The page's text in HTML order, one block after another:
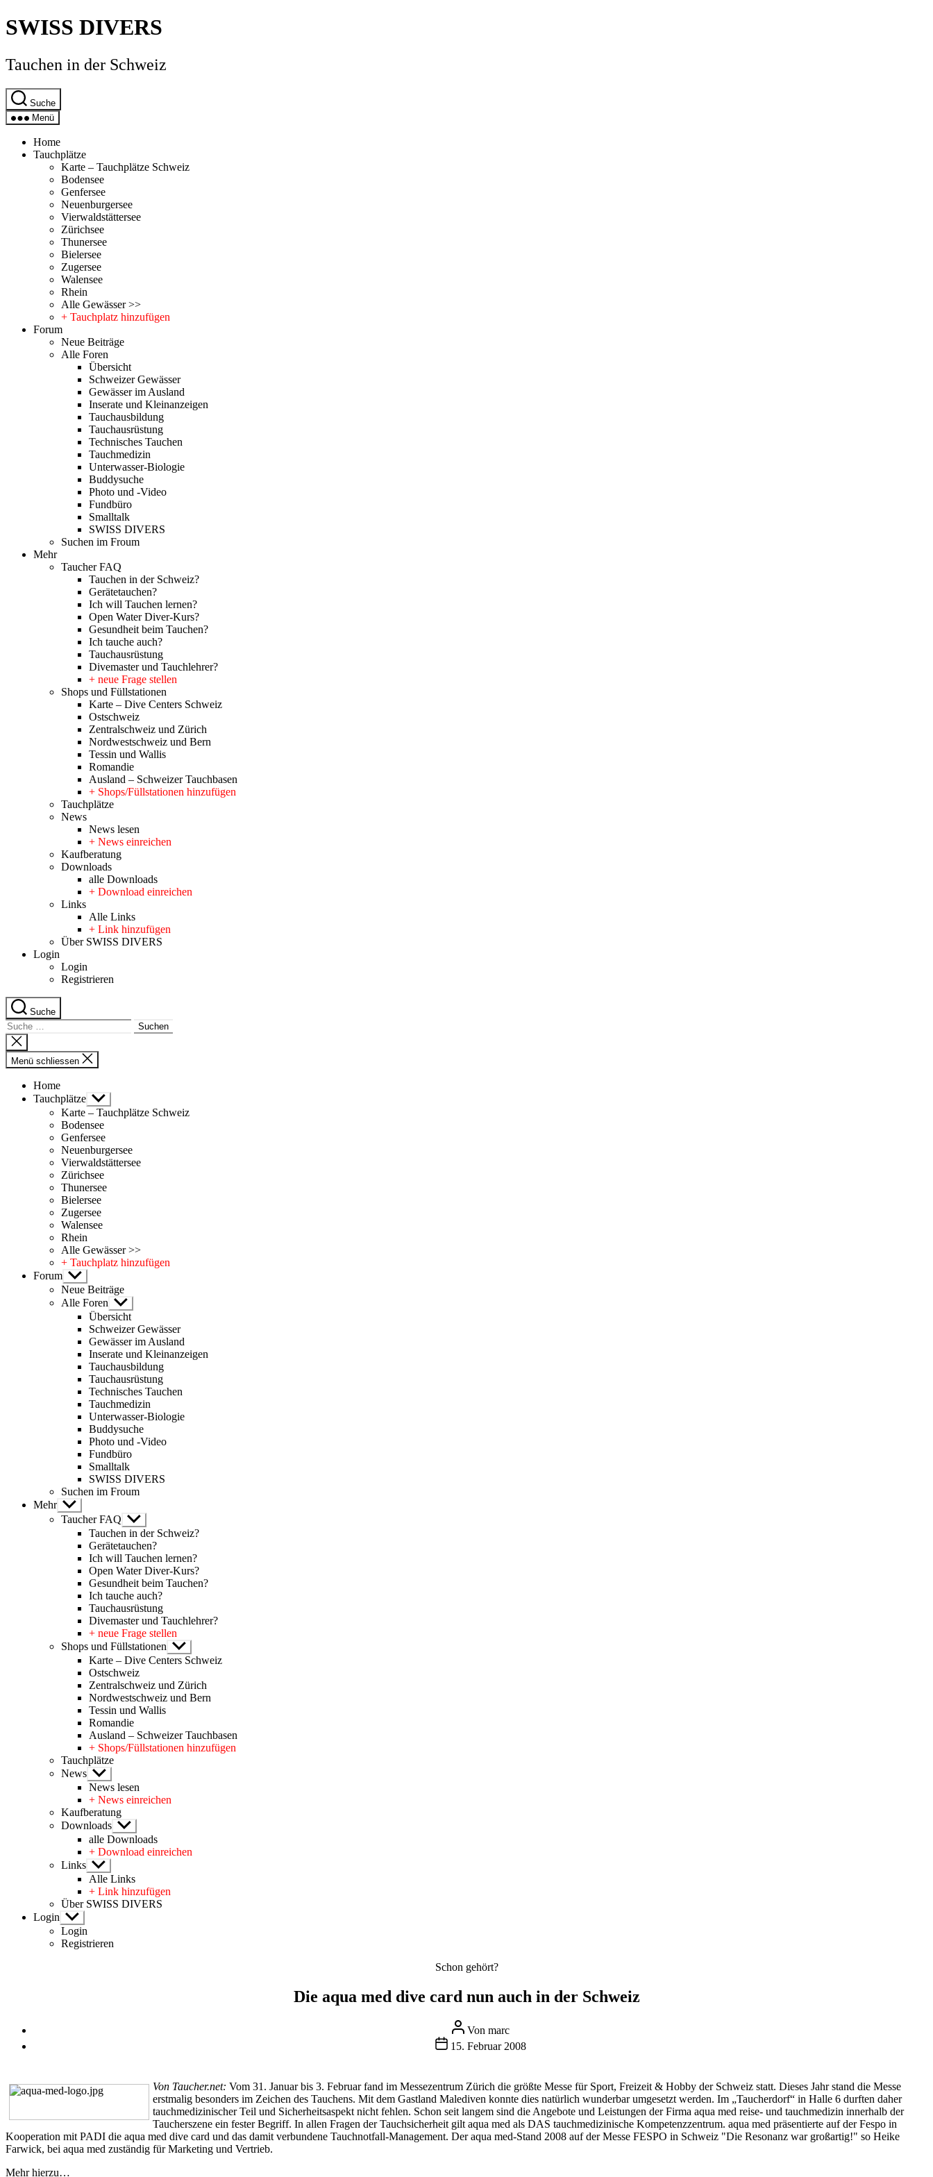
Direkt
zum
wechseln
SWISS DIVERS
Tauchen in der Schweiz
Suche
Menü
Home
Tauchplätze
Karte – Tauchplätze Schweiz
Bodensee
Genfersee
Neuenburgersee
Vierwaldstättersee
Zürichsee
Thunersee
Bielersee
Zugersee
Walensee
Rhein
Alle Gewässer >>
+ Tauchplatz hinzufügen
Forum
Neue Beiträge
Alle Foren
Übersicht
Schweizer Gewässer
Gewässer im Ausland
Inserate und Kleinanzeigen
Tauchausbildung
Tauchausrüstung
Technisches Tauchen
Tauchmedizin
Unterwasser-Biologie
Buddysuche
Photo und -Video
Fundbüro
Smalltalk
SWISS DIVERS
Suchen im Froum
Mehr
Taucher FAQ
Tauchen in der Schweiz?
Gerätetauchen?
Ich will Tauchen lernen?
Open Water Diver-Kurs?
Gesundheit beim Tauchen?
Ich tauche auch?
Tauchausrüstung
Divemaster und Tauchlehrer?
+ neue Frage stellen
Shops und Füllstationen
Karte – Dive Centers Schweiz
Ostschweiz
Zentralschweiz und Zürich
Nordwestschweiz und Bern
Tessin und Wallis
Romandie
Ausland – Schweizer Tauchbasen
+ Shops/Füllstationen hinzufügen
Tauchplätze
News
News lesen
+ News einreichen
Kaufberatung
Downloads
alle Downloads
+ Download einreichen
Links
Alle Links
+ Link hinzufügen
Über SWISS DIVERS
Login
Login
Registrieren
Suche
Suche
nach:
Suche
schliessen
Menü schliessen
Home
Tauchplätze Untermenü
anzeigen
Karte – Tauchplätze Schweiz
Bodensee
Genfersee
Neuenburgersee
Vierwaldstättersee
Zürichsee
Thunersee
Bielersee
Zugersee
Walensee
Rhein
Alle Gewässer >>
+ Tauchplatz hinzufügen
Forum Untermenü
anzeigen
Neue Beiträge
Alle Foren Untermenü
anzeigen
Übersicht
Schweizer Gewässer
Gewässer im Ausland
Inserate und Kleinanzeigen
Tauchausbildung
Tauchausrüstung
Technisches Tauchen
Tauchmedizin
Unterwasser-Biologie
Buddysuche
Photo und -Video
Fundbüro
Smalltalk
SWISS DIVERS
Suchen im Froum
Mehr Untermenü
anzeigen
Taucher FAQ Untermenü
anzeigen
Tauchen in der Schweiz?
Gerätetauchen?
Ich will Tauchen lernen?
Open Water Diver-Kurs?
Gesundheit beim Tauchen?
Ich tauche auch?
Tauchausrüstung
Divemaster und Tauchlehrer?
+ neue Frage stellen
Shops und Füllstationen Untermenü
anzeigen
Karte – Dive Centers Schweiz
Ostschweiz
Zentralschweiz und Zürich
Nordwestschweiz und Bern
Tessin und Wallis
Romandie
Ausland – Schweizer Tauchbasen
+ Shops/Füllstationen hinzufügen
Tauchplätze
News Untermenü
anzeigen
News lesen
+ News einreichen
Kaufberatung
Downloads Untermenü
anzeigen
alle Downloads
+ Download einreichen
Links Untermenü
anzeigen
Alle Links
+ Link hinzufügen
Über SWISS DIVERS
Login Untermenü
anzeigen
Login
Registrieren
Kategorien
Schon gehört?
Die aqua med dive card nun auch in der Schweiz
Beitragsautor
Von marc
Beitragsdatum
15. Februar 2008
Von Taucher.net: Vom 31. Januar bis 3. Februar fand im Messezentrum Zürich die größte Messe für Sport, Freizeit & Hobby der Schweiz statt. Dieses Jahr stand die Messe
erstmalig besonders im Zeichen des Tauchens. Mit dem Gastland Malediven konnte dies natürlich wunderbar umgesetzt werden. Im „Taucherdorf“ in Halle 6 durften daher
tauchmedizinischer Teil und Sicherheitsaspekt nicht fehlen. Schon seit langem sind die Angebote und Leistungen der Firma aqua med reise- und tauchmedizin innerhalb der
Taucherszene ein fester Begriff. In allen Fragen der Tauchsicherheit gilt aqua med als DAS tauchmedizinische Kompetenzzentrum. aqua med präsentierte auf der Fespo in
Kooperation mit PADI die aqua med dive card und das damit verbundene Tauchnotfall-Management. Der aqua med-Stand 2008 auf der Messe FESPO in Schweiz "Die Resonanz war großartig!" so Heike
Farwick, bei aqua med zuständig für Marketing und Vertrieb.
Mehrhierzu…